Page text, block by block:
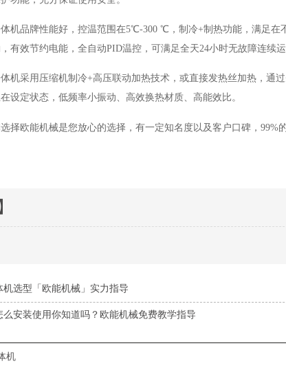
机品牌性能好，控温范围在5℃-300 ℃，制冷+制热功能，满足
有效节约电能，全自动PID温控，可满足全天24小时无故障连续运
机采用压缩机制冷+高压联动加热技术，或直接发热丝加热，通
设定状态，低频率小振动、高效换热材质、高能效比。
择欧能机械是您放心的选择，有一定知名度以及客户口碑，99%
机选型「欧能机械」实力指导
么安装使用你知道吗？欧能机械免费教学指导
机